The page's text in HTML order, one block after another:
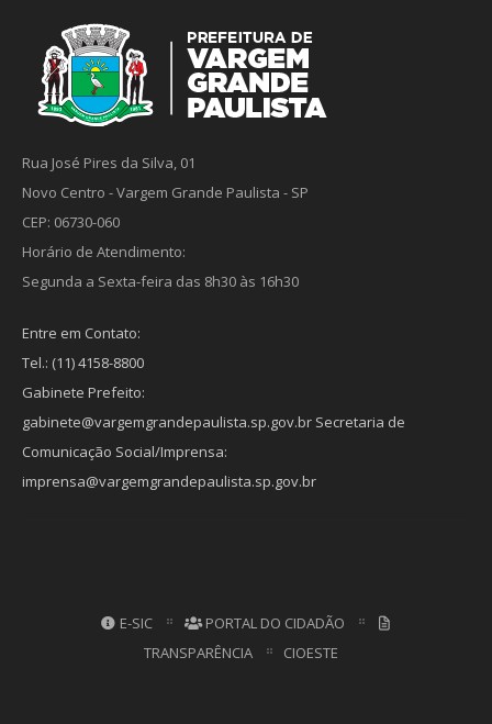
Rua José Pires da Silva, 01
Novo Centro - Vargem Grande Paulista - SP
CEP: 06730-060
Horário de Atendimento:
Segunda a Sexta-feira das 8h30 às 16h30
Entre em Contato:
Tel.: (11) 4158-8800
Gabinete Prefeito:
gabinete@vargemgrandepaulista.sp.gov.br Secretaria de
Comunicação Social/Imprensa:
imprensa@vargemgrandepaulista.sp.gov.br
E-SIC
PORTAL DO CIDADÃO
TRANSPARÊNCIA
CIOESTE